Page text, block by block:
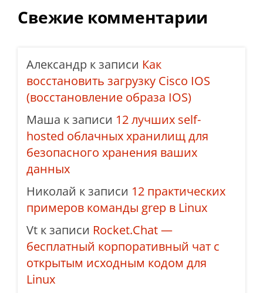
Свежие комментарии
Александр к записи Как
восстановить загрузку Cisco IOS
(восстановление образа IOS)
Маша к записи 12 лучших self-
hosted облачных хранилищ для
безопасного хранения ваших
данных
Николай к записи 12 практических
примеров команды grep в Linux
Vt к записи Rocket.Chat —
бесплатный корпоративный чат с
открытым исходным кодом для
Linux